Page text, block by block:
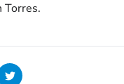
Torres.